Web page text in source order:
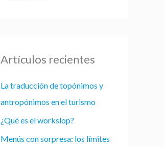
Artículos recientes
La traducción de topónimos y
antropónimos en el turismo
¿Qué es el workslop?
Menús con sorpresa: los límites